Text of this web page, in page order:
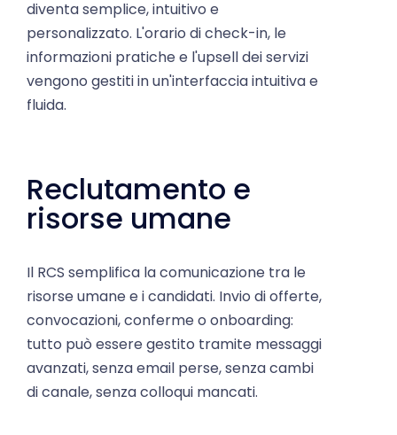
personalizzato. L'orario di check-in, le
informazioni pratiche e l'upsell dei servizi
vengono gestiti in un'interfaccia intuitiva e
fluida.
Reclutamento e
risorse umane
risorse umane e i candidati. Invio di offerte,
convocazioni, conferme o onboarding:
tutto può essere gestito tramite messaggi
avanzati, senza email perse, senza cambi
di canale, senza colloqui mancati.